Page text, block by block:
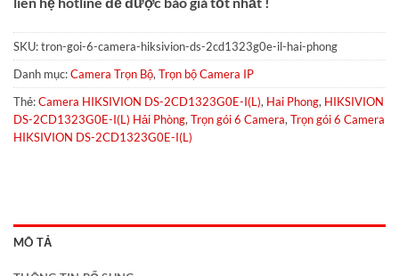
SKU:tron-goi-6-camera-hiksivion-ds-2cd1323g0e-il-hai-phong
Danh mục:Camera Trọn Bộ, Trọn bộ Camera IP
Thẻ:Camera HIKSIVION DS-2CD1323G0E-I(L), Hai Phong, HIKSIVION
DS-2CD1323G0E-I(L) Hải Phòng, Trọn gói 6 Camera, Trọn gói 6 Camera
HIKSIVION DS-2CD1323G0E-I(L)
MÔ TẢ